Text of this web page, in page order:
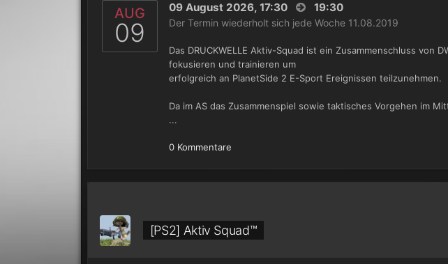
AUG
09
09 August 2026, 17:30 19:30
Der Termin wiederholt sich jede Woche 11.08.2019
Das DRUCKWELLE Aktiv-Squad ist ein Zusammenschluss von
fokusieren und trainieren um
erfolgreich an PlanetSide 2 E-Sport Ereignissen teilzunehmen.
Da im AS das Zusammenspiel sowie taktisches Vorgehen im
...
0 Kommentare
[PS2] Aktiv Squad™